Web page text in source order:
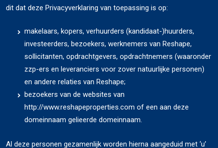
dit dat deze Privacyverklaring van toepassing is op:
makelaars, kopers, verhuurders (kandidaat-)huurders,
investeerders, bezoekers, werknemers van Reshape,
sollicitanten, opdrachtgevers, opdrachtnemers (waaronder
zzp-ers en leveranciers voor zover natuurlijke personen)
en andere relaties van Reshape;
bezoekers van de websites van
http://www.reshapeproperties.com of een aan deze
domeinnaam gelieerde domeinnaam.
Al deze personen gezamenlijk worden hierna aangeduid met ‘u’